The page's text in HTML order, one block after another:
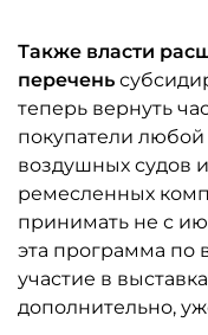
Также власти
перечень
теперь вернуть
покупатели
воздушных судов
ремесленных
принимать не с
эта программа по
участие в
дополнительно,